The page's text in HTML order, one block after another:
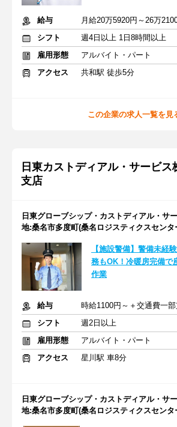
給与
月給20万5920円～26万
シフト
週4日以上 1日8時間以上
雇用形態
アルバイト・パート
アクセス
共和駅 徒歩5分
この企業の求人一覧を見
日東カストディアル・サービ
支店
日東グローブシップ・カストディアル・サ
地:桑名市多度町(桑名ロジスティクスセンタ
【施設警備】警備未経
務もOK！冷暖房完備で
作業
給与
時給1100円～＋交通費一
シフト
週2日以上
雇用形態
アルバイト・パート
アクセス
星川駅 車8分
日東グローブシップ・カストディアル・サ
地:桑名市多度町(桑名ロジスティクスセンタ